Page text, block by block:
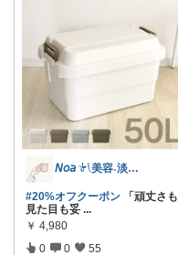
𝘕𝘰𝘢 𓍯美容˖淡色˖グレージュ
#20%オフクーポン 「頑丈さも
見た目も妥 ...
￥ 4,980
0 0 55